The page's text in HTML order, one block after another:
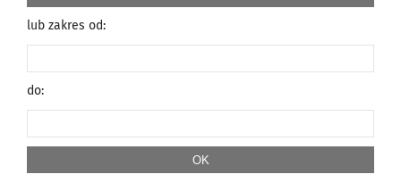
lub zakres od:
do: